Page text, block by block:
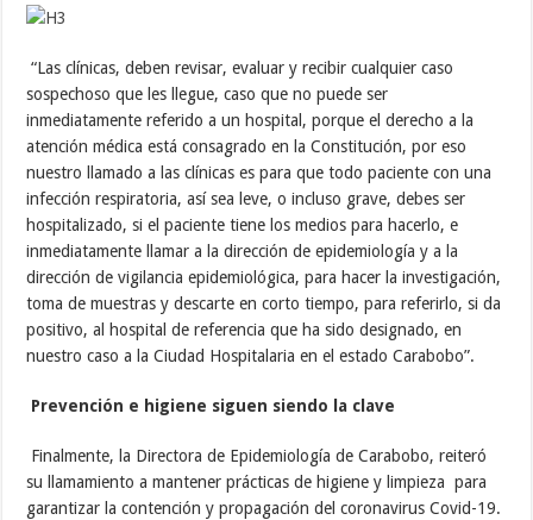
“Las clínicas, deben revisar, evaluar y recibir cualquier caso
sospechoso que les llegue, caso que no puede ser
inmediatamente referido a un hospital, porque el derecho a la
atención médica está consagrado en la Constitución, por eso
nuestro llamado a las clínicas es para que todo paciente con una
infección respiratoria, así sea leve, o incluso grave, debes ser
hospitalizado, si el paciente tiene los medios para hacerlo, e
inmediatamente llamar a la dirección de epidemiología y a la
dirección de vigilancia epidemiológica, para hacer la investigación,
toma de muestras y descarte en corto tiempo, para referirlo, si da
positivo, al hospital de referencia que ha sido designado, en
nuestro caso a la Ciudad Hospitalaria en el estado Carabobo”.
Prevención e higiene siguen siendo la clave
Finalmente, la Directora de Epidemiología de Carabobo, reiteró
su llamamiento a mantener prácticas de higiene y limpieza para
garantizar la contención y propagación del coronavirus Covid-19.